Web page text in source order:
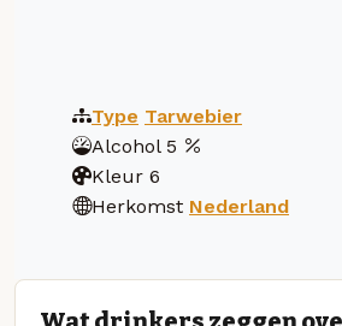
Type Tarwebier
Alcohol 5
Kleur 6
Herkomst Nederland